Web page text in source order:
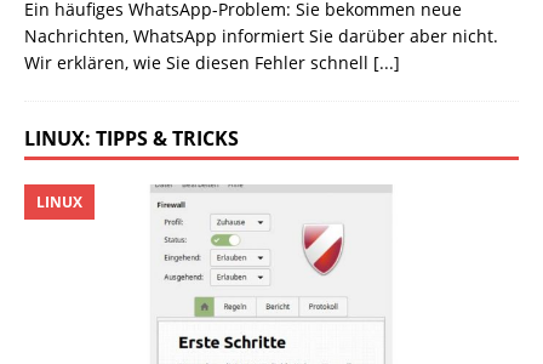
Ein häufiges WhatsApp-Problem: Sie bekommen neue
Nachrichten, WhatsApp informiert Sie darüber aber nicht.
Wir erklären, wie Sie diesen Fehler schnell [...]
LINUX: TIPPS & TRICKS
LINUX